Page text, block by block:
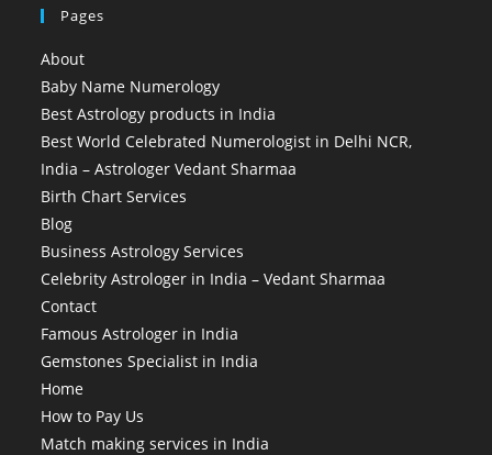
Pages
About
Baby Name Numerology
Best Astrology products in India
Best World Celebrated Numerologist in Delhi NCR,
India – Astrologer Vedant Sharmaa
Birth Chart Services
Blog
Business Astrology Services
Celebrity Astrologer in India – Vedant Sharmaa
Contact
Famous Astrologer in India
Gemstones Specialist in India
Home
How to Pay Us
Match making services in India